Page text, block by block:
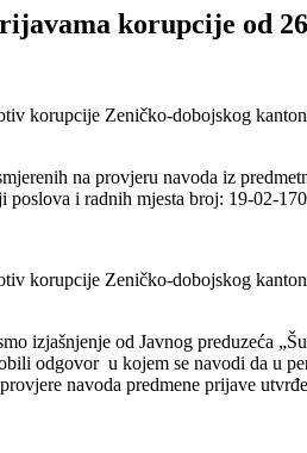
korupcije od
korupcije Zeničko-dobojskog
na provjeru navoda iz
poslova i radnih mjesta broj: 19-02-
korupcije Zeničko-dobojskog
izjašnjenje od Javnog preduzeća
odgovor u kojem se navodi da u
navoda predmene prijave